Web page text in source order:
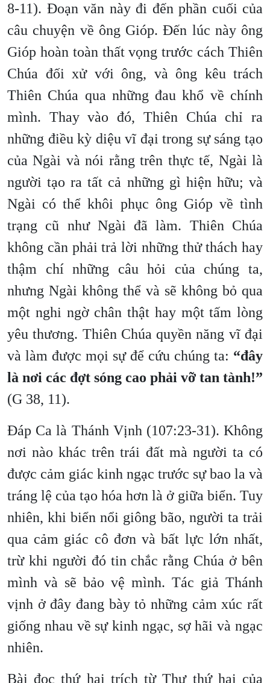
8-11). Đoạn văn này đi đến phần cuối của
câu chuyện về ông Gióp. Đến lúc này ông
Gióp hoàn toàn thất vọng trước cách Thiên
Chúa đối xử với ông, và ông kêu trách
Thiên Chúa qua những đau khổ về chính
mình. Thay vào đó, Thiên Chúa chỉ ra
những điều kỳ diệu vĩ đại trong sự sáng tạo
của Ngài và nói rằng trên thực tế, Ngài là
người tạo ra tất cả những gì hiện hữu; và
Ngài có thể khôi phục ông Gióp về tình
trạng cũ như Ngài đã làm. Thiên Chúa
không cần phải trả lời những thử thách hay
thậm chí những câu hỏi của chúng ta,
nhưng Ngài không thể và sẽ không bỏ qua
một nghi ngờ chân thật hay một tấm lòng
yêu thương. Thiên Chúa quyền năng vĩ đại
và làm được mọi sự để cứu chúng ta: “đây
là nơi các đợt sóng cao phải vỡ tan tành!”
(G 38, 11).
Đáp Ca là Thánh Vịnh (107:23-31). Không
nơi nào khác trên trái đất mà người ta có
được cảm giác kinh ngạc trước sự bao la và
tráng lệ của tạo hóa hơn là ở giữa biển. Tuy
nhiên, khi biển nổi giông bão, người ta trải
qua cảm giác cô đơn và bất lực lớn nhất,
trừ khi người đó tin chắc rằng Chúa ở bên
mình và sẽ bảo vệ mình. Tác giả Thánh
vịnh ở đây đang bày tỏ những cảm xúc rất
giống nhau về sự kinh ngạc, sợ hãi và ngạc
nhiên.
Bài đọc thứ hai trích từ Thư thứ hai của